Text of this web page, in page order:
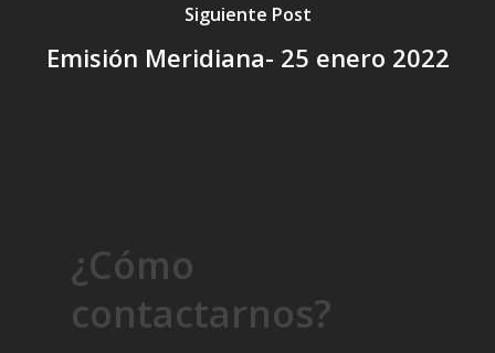
Siguiente Post
Emisión Meridiana- 25 enero 2022
¿Cómo
contactarnos?